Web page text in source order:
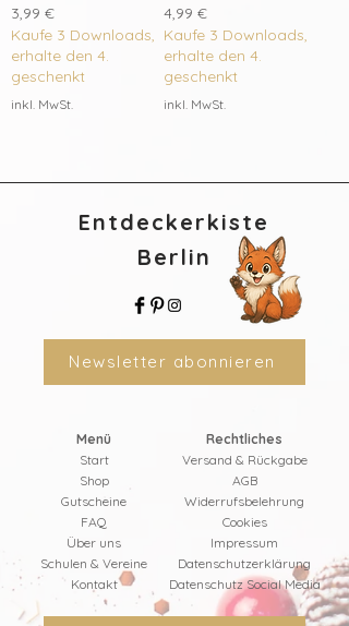
Preis
3,99 €
Kaufe 3 Downloads,
erhalte den 4.
geschenkt
inkl. MwSt.
Preis
4,99 €
Kaufe 3 Downloads,
erhalte den 4.
geschenkt
inkl. MwSt.
Entdeckerkiste
Berlin
Newsletter abonnieren
Menü
Start
Shop
Gutscheine
FAQ
Über uns
Schulen & Vereine
Kontakt
Rechtliches
Versand & Rückgabe
AGB
Widerrufsbelehrung
Cookies
Impressum
Datenschutzerklärung
Datenschutz Social Media